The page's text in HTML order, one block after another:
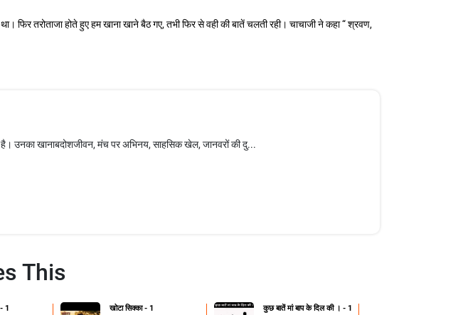
तरोताजा होते हुए हम खाना खाने बैठ गए, तभी फिर से वही की बातें चलती रही। चाचाजी ने कहा “ श्रवण,
उनका खानाबदोशजीवन, मंच पर अभिनय, साहसिक खेल, जानवरों की दु...
This
1 खोटा सिक्का - 1 कुछ बातें मां बाप के दिल की । - 1